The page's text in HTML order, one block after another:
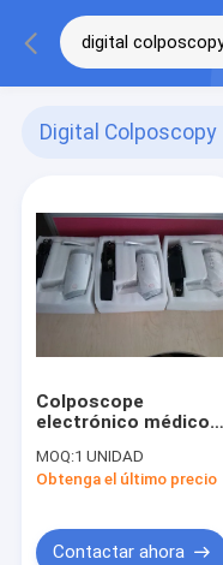
Digital Colposcopy
Colposcope
electrónico médico
cámara vaginal del
PDA para comprobar
MOQ:1 UNIDAD
Obtenga el último precio
Contactar ahora